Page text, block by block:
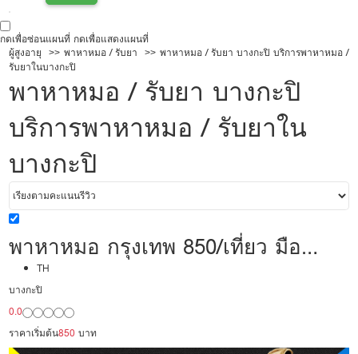
กดเพื่อซ่อนแผนที่ กดเพื่อแสดงแผนที่
ผู้สูงอายุ
พาหาหมอ / รับยา
พาหาหมอ / รับยา บางกะปิ บริการพาหาหมอ /
รับยาในบางกะปิ
พาหาหมอ / รับยา บางกะปิ
บริการพาหาหมอ / รับยาใน
บางกะปิ
พาหาหมอ กรุงเทพ 850/เที่ยว มือ
อาชีพ พร้อมดูแล
TH
บางกะปิ
0.0
ราคาเริ่มต้น850 บาท